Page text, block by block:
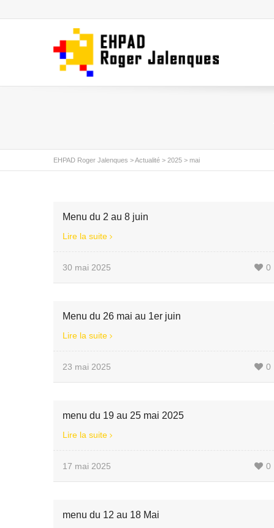
EHPAD Roger Jalenques >Actualité > 2025 > mai
Menu du 2 au 8 juin
Lire la suite
30 mai 2025 0
Menu du 26 mai au 1er juin
Lire la suite
23 mai 2025 0
menu du 19 au 25 mai 2025
Lire la suite
17 mai 2025 0
menu du 12 au 18 Mai